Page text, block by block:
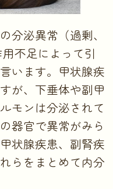
分泌異常（過剰、
不足によって引
います。甲状腺疾
が、下垂体や副甲
モンは分泌されて
器官で異常がみら
状腺疾患、副腎疾
らをまとめて内分